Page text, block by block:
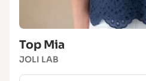
Top Mia
JOLI LAB